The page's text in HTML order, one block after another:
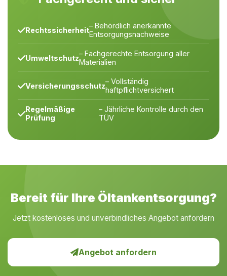
Rechtssicherheit– Behördlich anerkannte
Entsorgungsnachweise
Umweltschutz– Fachgerechte Entsorgung aller
Materialien
Versicherungsschutz– Vollständig
haftpflichtversichert
Regelmäßige
Prüfung
– Jährliche Kontrolle durch den
TÜV
Bereit für Ihre Öltankentsorgung?
Jetzt kostenloses und unverbindliches Angebot anfordern
Angebot anfordern